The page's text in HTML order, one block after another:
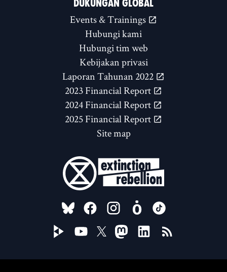
DUKUNGAN GLOBAL
Events & Trainings
Hubungi kami
Hubungi tim web
Kebijakan privasi
Laporan Tahunan 2022
2023 Financial Report
2024 Financial Report
2025 Financial Report
Site map
FOLLOW US ON